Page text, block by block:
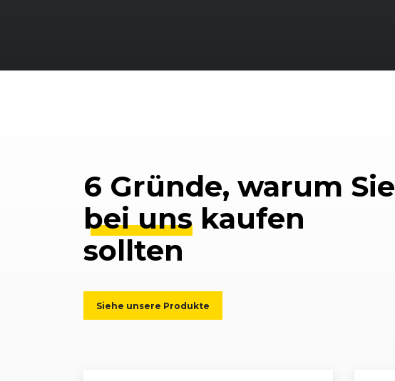
6 Gründe, warum Sie
bei uns kaufen
sollten
Siehe unsere Produkte